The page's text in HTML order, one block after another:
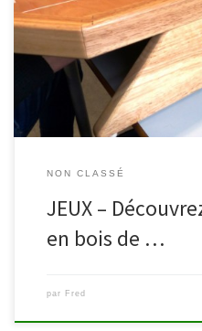
baptême, fêtes de famille ou
ludothèque de Malmedy
n’oubliez pas de réserver par
(malmedy@wamabi.be) ou en
NON CLASSÉ
JEUX –
en bois de …
par Fred